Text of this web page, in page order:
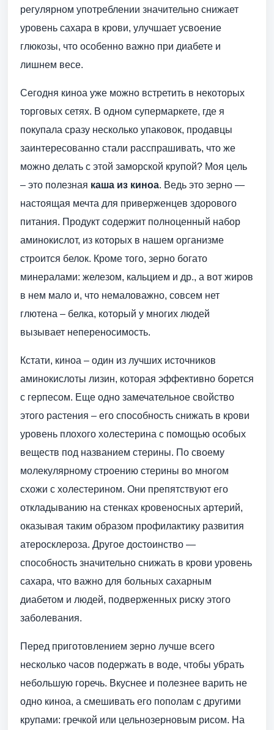
регулярном употреблении значительно снижает
уровень сахара в крови, улучшает усвоение
глюкозы, что особенно важно при диабете и
лишнем весе.
Сегодня киноа уже можно встретить в некоторых
торговых сетях. В одном супермаркете, где я
покупала сразу несколько упаковок, продавцы
заинтересованно стали расспрашивать, что же
можно делать с этой заморской крупой? Моя цель
– это полезная каша из киноа. Ведь это зерно —
настоящая мечта для приверженцев здорового
питания. Продукт содержит полноценный набор
аминокислот, из которых в нашем организме
строится белок. Кроме того, зерно богато
минералами: железом, кальцием и др., а вот жиров
в нем мало и, что немаловажно, совсем нет
глютена – белка, который у многих людей
вызывает непереносимость.
Кстати, киноа – один из лучших источников
аминокислоты лизин, которая эффективно борется
с герпесом. Еще одно замечательное свойство
этого растения – его способность снижать в крови
уровень плохого холестерина с помощью особых
веществ под названием стерины. По своему
молекулярному строению стерины во многом
схожи с холестерином. Они препятствуют его
откладыванию на стенках кровеносных артерий,
оказывая таким образом профилактику развития
атеросклероза. Другое достоинство —
способность значительно снижать в крови уровень
сахара, что важно для больных сахарным
диабетом и людей, подверженных риску этого
заболевания.
Перед приготовлением зерно лучше всего
несколько часов подержать в воде, чтобы убрать
небольшую горечь. Вкуснее и полезнее варить не
одно киноа, а смешивать его пополам с другими
крупами: гречкой или цельнозерновым рисом. На